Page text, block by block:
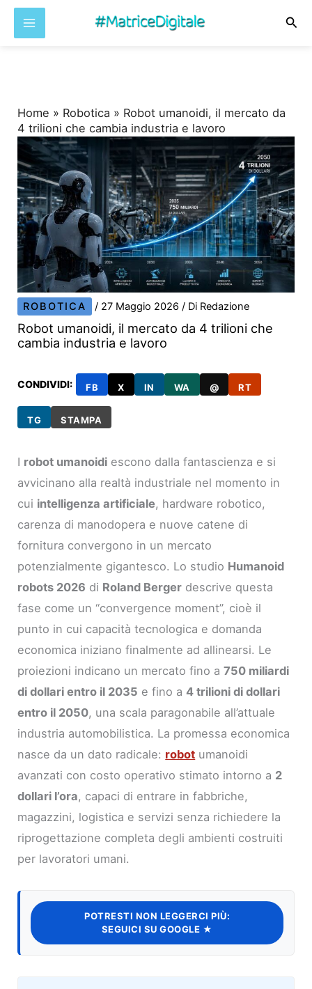
Home » Robotica » Robot umanoidi, il mercato da
4 trilioni che cambia industria e lavoro
ROBOTICA / 27 Maggio 2026/ Di Redazione
Robot umanoidi, il mercato da 4 trilioni che
cambia industria e lavoro
CONDIVIDI: FB X IN WA @ RT
TG STAMPA
I robot umanoidi escono dalla fantascienza e si
avvicinano alla realtà industriale nel momento in
cui intelligenza artificiale, hardware robotico,
carenza di manodopera e nuove catene di
fornitura convergono in un mercato
potenzialmente gigantesco. Lo studio Humanoid
robots 2026 di Roland Berger descrive questa
fase come un “convergence moment”, cioè il
punto in cui capacità tecnologica e domanda
economica iniziano finalmente ad allinearsi. Le
proiezioni indicano un mercato fino a750 miliardi
di dollari entro il 2035 e fino a4 trilioni di dollari
entro il 2050, una scala paragonabile all’attuale
industria automobilistica. La promessa economica
nasce da un dato radicale: robot umanoidi
avanzati con costo operativo stimato intorno a 2
dollari l’ora, capaci di entrare in fabbriche,
magazzini, logistica e servizi senza richiedere la
riprogettazione completa degli ambienti costruiti
per lavoratori umani.
POTRESTI NON LEGGERCI PIÙ:
SEGUICI SU GOOGLE ★